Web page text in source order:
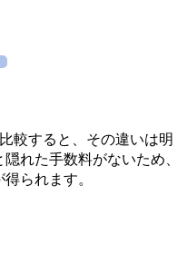
較すると、その違いは明
れた手数料がないため、
られます。